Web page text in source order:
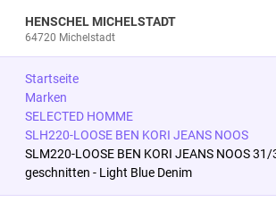
HENSCHEL MICHELSTADT
64720 Michelstadt
Startseite
Marken
SELECTED HOMME
SLH220-LOOSE BEN KORI JEANS NOOS
SLM220-LOOSE BEN KORI JEANS NOOS
geschnitten - Light Blue Denim